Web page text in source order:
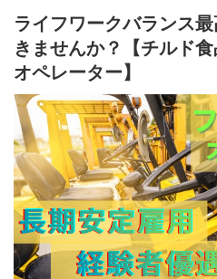
撤退するといったことも実際にあ
目先の利益よりも、まずは働いて
浸透した会社です！
ーーーーーーーーーーーーーーーー
ぜひお気軽にチャレンジしてみま
一緒に働きましょう！！
優しいスタッフが多く、皆様メリ
くださっています◎
わからないことは優しく丁寧に教
「時に厳しく・時に優しく、一緒
キャリアアップ制度も整っている
補も目指せます！
是非お気軽にご応募ください↓↓
HP：https://www.kantou.co.jp/
電話番号：0120-441-248
ーーーーーーーーーーーーーーーー
【関東サービスとは？】
〇特徴その1 アットホームな雰囲
関東サービスは暖かさのある女性
社長の「人財を大切に、スタッフ
〇アクセス
南港東駅：徒歩5分
〇お仕事環境
幅広い年代の方が活躍中です◎
皆様メリハリと思いやりを持って
いことも聞きやすい環境です！
社員登用実績も多数あり、やりが
す！
安定して働きながら、経験やスキ
しています！
是非お気軽にご応募ください↓↓
HP：https://www.kantou.co.jp/
電話番号：0120-441-248
ライフワークバランス
きませんか？【チルド
オペレーター】